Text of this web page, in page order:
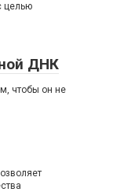
целью
ДНК
чтобы он не